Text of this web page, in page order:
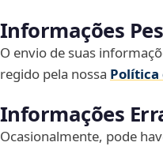
Informações
O envio de suas
regido pela nossa Política
Informações
Ocasionalmente, pode